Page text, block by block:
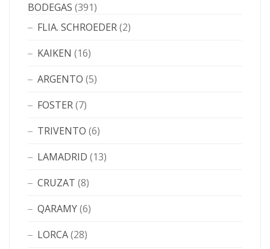
BODEGAS (391)
FLIA. SCHROEDER(2)
KAIKEN (16)
ARGENTO (5)
FOSTER(7)
TRIVENTO (6)
LAMADRID (13)
CRUZAT (8)
QARAMY(6)
LORCA(28)